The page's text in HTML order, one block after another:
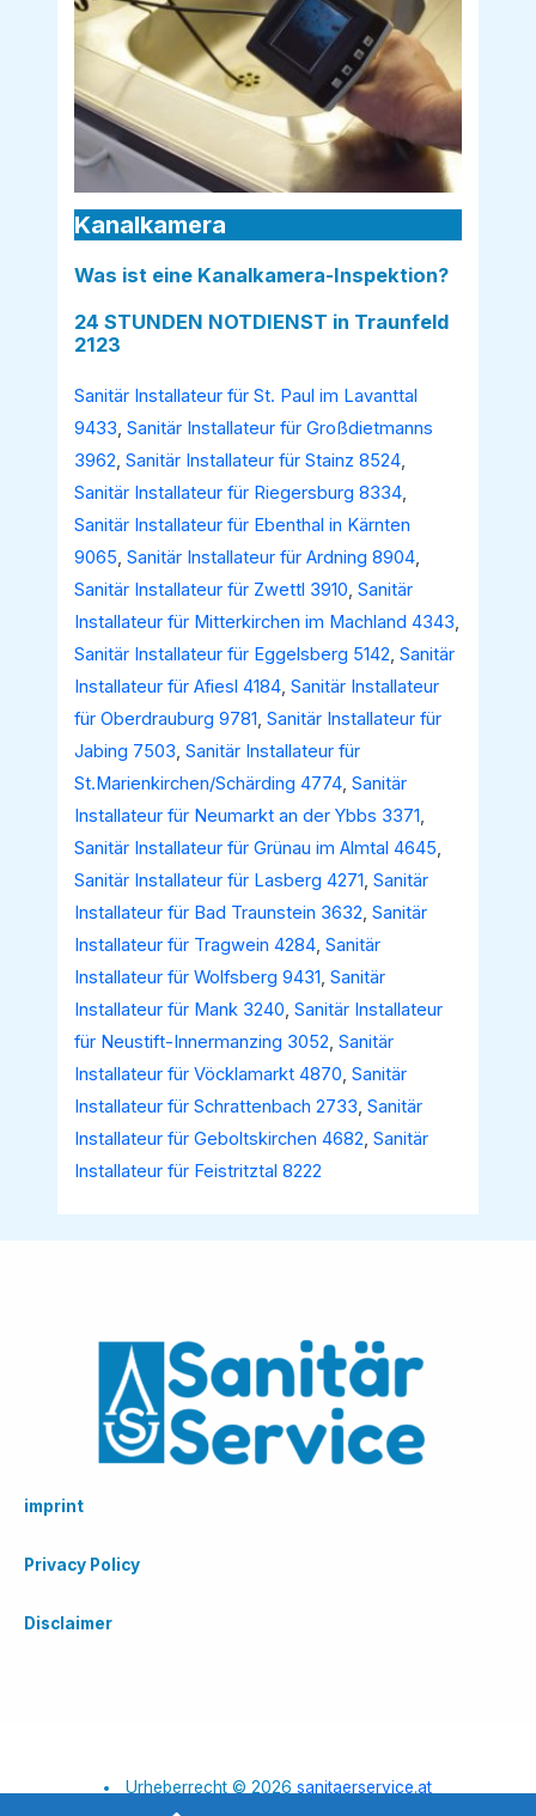
Kanalkamera
Was ist eine Kanalkamera-Inspektion?
24 STUNDEN NOTDIENST in Traunfeld
2123
Sanitär Installateur für St. Paul im Lavanttal
9433,Sanitär Installateur für Großdietmanns
3962,Sanitär Installateur für Stainz 8524,
Sanitär Installateur für Riegersburg 8334,
Sanitär Installateur für Ebenthal in Kärnten
9065,Sanitär Installateur für Ardning 8904,
Sanitär Installateur für Zwettl 3910,Sanitär
Installateur für Mitterkirchen im Machland 4343,
Sanitär Installateur für Eggelsberg 5142,Sanitär
Installateur für Afiesl 4184,Sanitär Installateur
für Oberdrauburg 9781,Sanitär Installateur für
Jabing 7503,Sanitär Installateur für
St.Marienkirchen/Schärding 4774,Sanitär
Installateur für Neumarkt an der Ybbs 3371,
Sanitär Installateur für Grünau im Almtal 4645,
Sanitär Installateur für Lasberg 4271,Sanitär
Installateur für Bad Traunstein 3632,Sanitär
Installateur für Tragwein 4284,Sanitär
Installateur für Wolfsberg 9431,Sanitär
Installateur für Mank 3240,Sanitär Installateur
für Neustift-Innermanzing 3052,Sanitär
Installateur für Vöcklamarkt 4870,Sanitär
Installateur für Schrattenbach 2733,Sanitär
Installateur für Geboltskirchen 4682,Sanitär
Installateur für Feistritztal 8222
imprint
Privacy Policy
Disclaimer
Urheberrecht © 2026sanitaerservice.at